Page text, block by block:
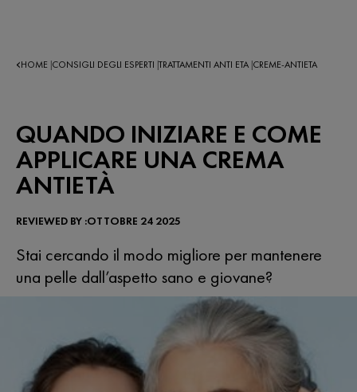
HOME CONSIGLI DEGLI ESPERTI TRATTAMENTI ANTI ETA CREME-ANTIETA
QUANDO INIZIARE E COME
APPLICARE UNA CREMA
ANTIETÀ
Stai cercando il modo migliore per mantenere
una pelle dall’aspetto sano e giovane?
REVIEWED BY :OTTOBRE 24 2025